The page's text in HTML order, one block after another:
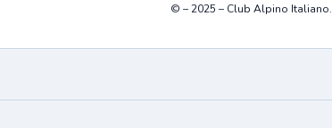
© – 2025 – Club Alpino